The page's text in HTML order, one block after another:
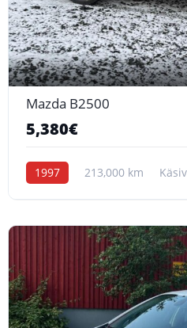
Mazda B2500
5,380€
1997 213,000 km